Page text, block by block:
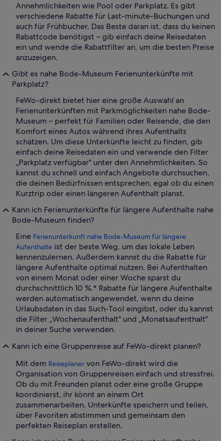
Annehmlichkeiten wie Pool oder Parkplatz. Es gibt
verschiedene Rabatte für Last-minute-Buchungen und
auch für Frühbucher. Das Beste daran ist, dass du keinen
Rabattcode benötigst – gib einfach deine Reisedaten
ein und wende die Rabattfilter an, um die besten Preise
anzuzeigen.
Gibt es nahe Bode-Museum Ferienunterkünfte mit
Parkplatz?
FeWo-direkt bietet hier eine große Auswahl an
Ferienunterkünften mit Parkmöglichkeiten nahe Bode-
Museum – perfekt für Familien oder Reisende, die den
Komfort eines Autos während ihres Aufenthalts
schätzen. Um diese Unterkünfte leicht zu finden, gib
einfach deine Reisedaten ein und verwende den Filter
„Parkplatz verfügbar" unter den Annehmlichkeiten. So
kannst du schnell und einfach Angebote durchsuchen,
die deinen Bedürfnissen entsprechen, egal ob du einen
Kurztrip oder einen längeren Aufenthalt planst.
Kann ich Ferienunterkünfte für längere Aufenthalte nahe
Bode-Museum finden?
Eine Ferienunterkunft nahe Bode-Museum für längere
Aufenthalte ist der beste Weg, um das lokale Leben
kennenzulernen. Außerdem kannst du die Rabatte für
längere Aufenthalte optimal nutzen. Bei Aufenthalten
von einem Monat oder einer Woche sparst du
durchschnittlich 10 %.* Rabatte für längere Aufenthalte
werden automatisch angewendet, wenn du deine
Urlaubsdaten in das Such-Tool eingibst, oder du kannst
die Filter „Wochenaufenthalt" und „Monatsaufenthalt"
in deiner Suche verwenden.
Kann ich eine Gruppenreise auf FeWo-direkt planen?
Mit dem Reiseplaner von FeWo-direkt wird die
Organisation von Gruppenreisen einfach und stressfrei.
Ob du mit Freunden planst oder eine große Gruppe
koordinierst, ihr könnt an einem Ort
zusammenarbeiten, Unterkünfte speichern und teilen,
über Favoriten abstimmen und gemeinsam den
perfekten Reiseplan erstellen.